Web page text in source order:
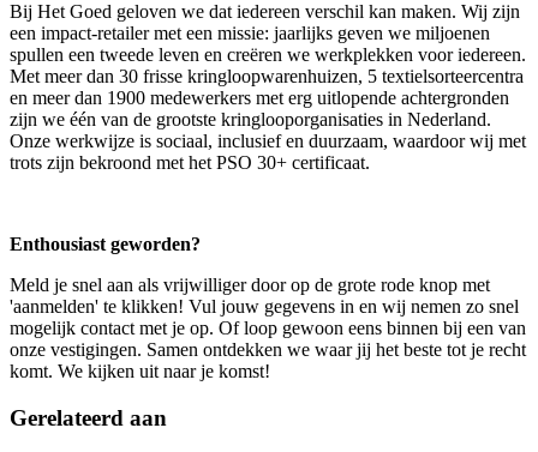
Bij Het Goed geloven we dat iedereen verschil kan maken. Wij zijn
een impact-retailer met een missie: jaarlijks geven we miljoenen
spullen een tweede leven en creëren we werkplekken voor iedereen.
Met meer dan 30 frisse kringloopwarenhuizen, 5 textielsorteercentra
en meer dan 1900 medewerkers met erg uitlopende achtergronden
zijn we één van de grootste kringlooporganisaties in Nederland.
Onze werkwijze is sociaal, inclusief en duurzaam, waardoor wij met
trots zijn bekroond met het PSO 30+ certificaat.
Enthousiast geworden?
Meld je snel aan als vrijwilliger door op de grote rode knop met
'aanmelden' te klikken! Vul jouw gegevens in en wij nemen zo snel
mogelijk contact met je op. Of loop gewoon eens binnen bij een van
onze vestigingen. Samen ontdekken we waar jij het beste tot je recht
komt. We kijken uit naar je komst!
Gerelateerd aan